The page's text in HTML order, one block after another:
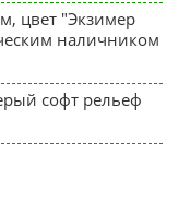
цвет "Экзимер
наличником
софт рельеф